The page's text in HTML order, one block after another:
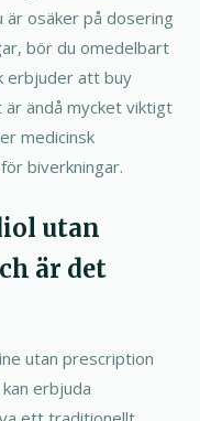
är osäker på dosering
bör du omedelbart
erbjuder att buy
ändå mycket viktigt
medicinsk
biverkningar.
utan
är det
utan prescription
erbjuda